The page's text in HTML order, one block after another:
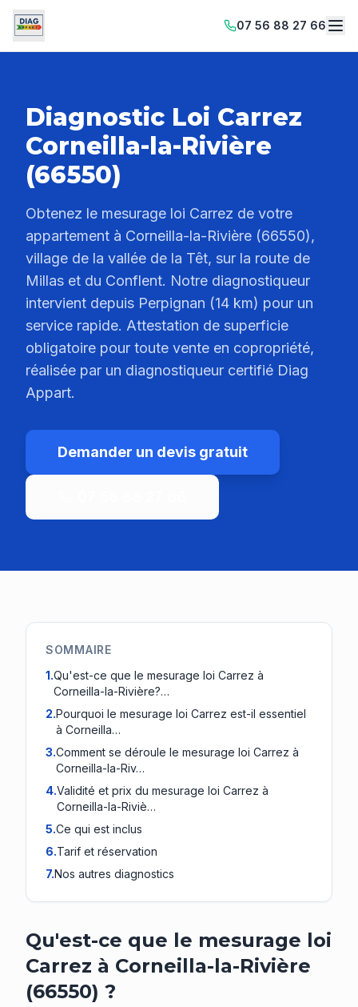
07 56 88 27 66
Diagnostic Loi Carrez
Corneilla-la-Rivière
(66550)
Obtenez le mesurage loi Carrez de votre
appartement à Corneilla-la-Rivière (66550),
village de la vallée de la Têt, sur la route de
Millas et du Conflent. Notre diagnostiqueur
intervient depuis Perpignan (14 km) pour un
service rapide. Attestation de superficie
obligatoire pour toute vente en copropriété,
réalisée par un diagnostiqueur certifié Diag
Appart.
Demander un devis gratuit
SOMMAIRE
1.Qu'est-ce que le mesurage loi Carrez à
Corneilla-la-Rivière?…
2.Pourquoi le mesurage loi Carrez est-il essentiel
à Corneilla…
3.Comment se déroule le mesurage loi Carrez à
Corneilla-la-Riv…
4.Validité et prix du mesurage loi Carrez à
Corneilla-la-Riviè…
5.Ce qui est inclus
6.Tarif et réservation
7.Nos autres diagnostics
Qu'est-ce que le mesurage loi
Carrez à Corneilla-la-Rivière
(66550) ?